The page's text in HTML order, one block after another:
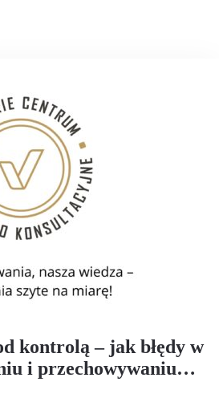
kontrolą – jak błędy w
i przechowywaniu